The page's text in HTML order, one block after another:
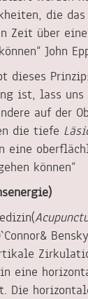
die
Zeit über
John
dieses
ist, lass uns
auf der
die tiefe
eine
können“
eine
Die